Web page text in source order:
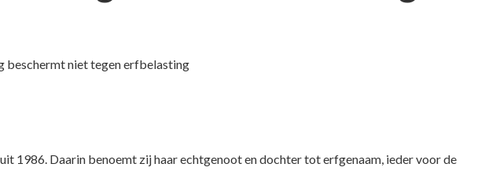
beschermt niet tegen erfbelasting
1986. Daarin benoemt zij haar echtgenoot en dochter tot erfgenaam, ieder voor de